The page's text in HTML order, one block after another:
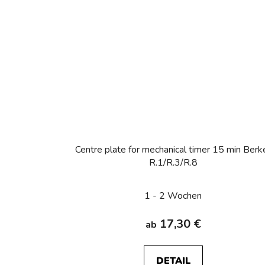
Centre plate for mechanical timer 15 min
R.1/R.3/R.8
1 - 2 Wochen
ab 17,30 €
DETAIL